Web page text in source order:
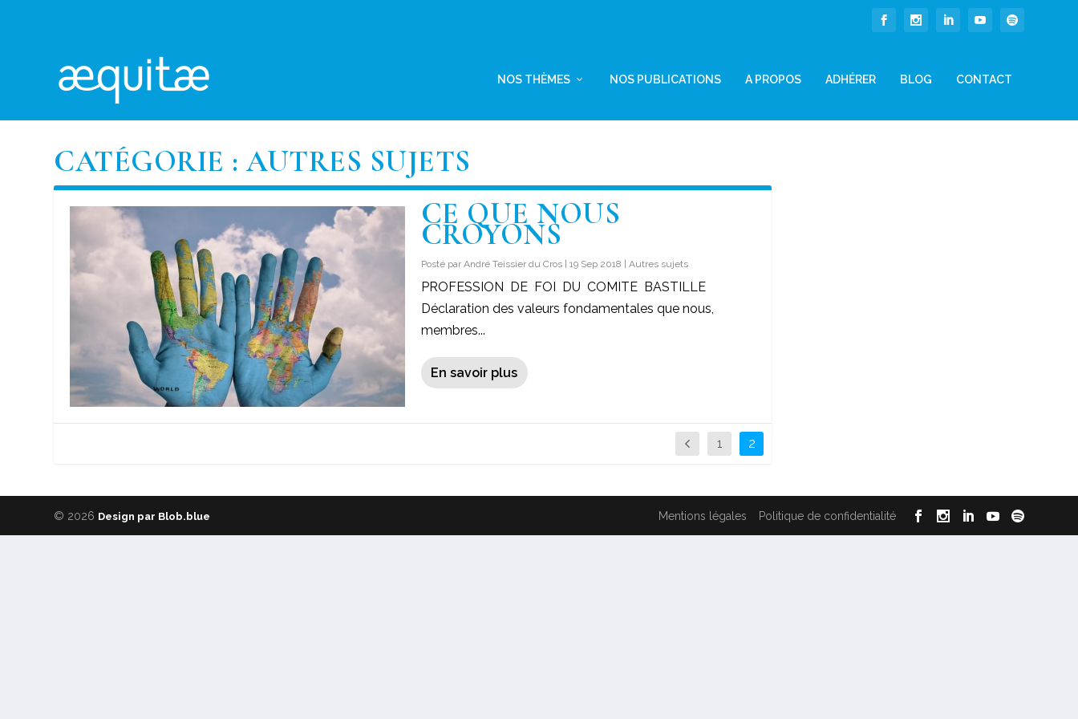
NOS THÈMES NOS PUBLICATIONS A PROPOS ADHÉRER BLOG CONTACT
CATÉGORIE :AUTRES SUJETS
CE QUE NOUS
CROYONS
Posté par André Teissier du Cros| 19 Sep 2018 Autres sujets
PROFESSION DE FOI DU COMITE BASTILLE
Déclaration des valeurs fondamentales que nous,
membres...
En savoir plus
1 2
© 2026 Design par Blob.blue Mentions légales Politique de confidentialité